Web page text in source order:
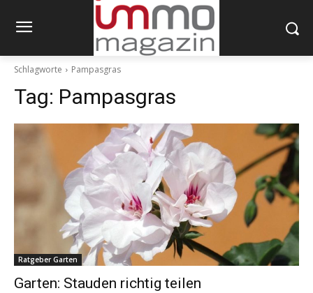
Schlagworte Pampasgras
Tag: Pampasgras
Ratgeber Garten
Garten: Stauden richtig teilen